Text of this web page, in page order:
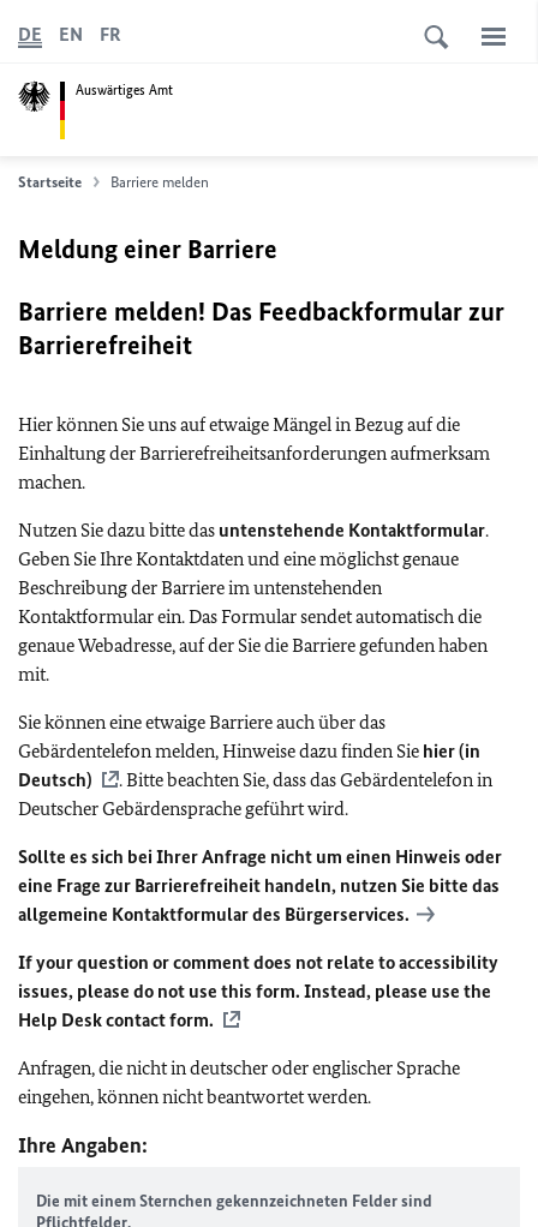
Auswärtiges Amt
DE EN FR
Startseite Barriere melden
Meldung einer Barriere
Barriere melden! Das Feedbackformular zur
Barrierefreiheit
Hier können Sie uns auf etwaige Mängel in Bezug auf die
Einhaltung der Barrierefreiheitsanforderungen aufmerksam
machen.
Nutzen Sie dazu bitte das untenstehende Kontaktformular.
Geben Sie Ihre Kontaktdaten und eine möglichst genaue
Beschreibung der Barriere im untenstehenden
Kontaktformular ein. Das Formular sendet automatisch die
genaue Webadresse, auf der Sie die Barriere gefunden haben
mit.
Sie können eine etwaige Barriere auch über das
Gebärdentelefon melden, Hinweise dazu finden Sie hier (in
Deutsch)
. Bitte beachten Sie, dass das Gebärdentelefon in
Deutscher Gebärdensprache geführt wird.
Sollte es sich bei Ihrer Anfrage nicht um einen Hinweis oder
eine Frage zur Barrierefreiheit handeln, nutzen Sie bitte das
allgemeine Kontaktformular des Bürgerservices.
If your question or comment does not relate to accessibility
issues, please do not use this form. Instead, please use the
Help Desk contact form.
Anfragen, die nicht in deutscher oder englischer Sprache
eingehen, können nicht beantwortet werden.
Ihre Angaben:
Die mit einem Sternchen gekennzeichneten Felder sind
Pflichtfelder.